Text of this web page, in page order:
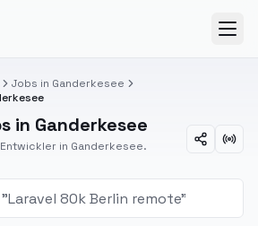
Jobs in Ganderkesee
in Ganderkesee
in Ganderkesee.